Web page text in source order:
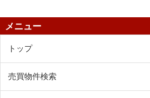
メニュー
トップ
売買物件検索